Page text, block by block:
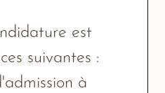
est
suivantes :
à